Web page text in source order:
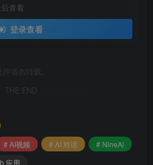
，请评论后刷新页面查看.
查看
登录查看
请勿转载。
THE END
# AI视频 # AI 对话
# NineAi
应用